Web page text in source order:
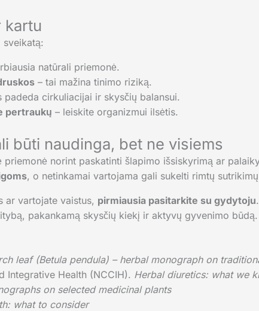
kartu
sveikatą:
natūrali priemonė.
– tai mažina tinimo riziką.
cirkuliacijai ir skysčių balansui.
pertraukų – leiskite organizmui ilsėtis.
būti naudinga, bet ne visiems
norint paskatinti šlapimo išsiskyrimą ar
, o netinkamai vartojama gali sukelti rimtų
ar vartojate vaistus, pirmiausia pasitarkite su gydytoju
pakankamą skysčių kiekį ir aktyvų gyvenimo būdą.
leaf (Betula pendula) – herbal monograph on
Integrative Health (NCCIH). Herbal diuretics: what we
on selected medicinal plants
what to consider